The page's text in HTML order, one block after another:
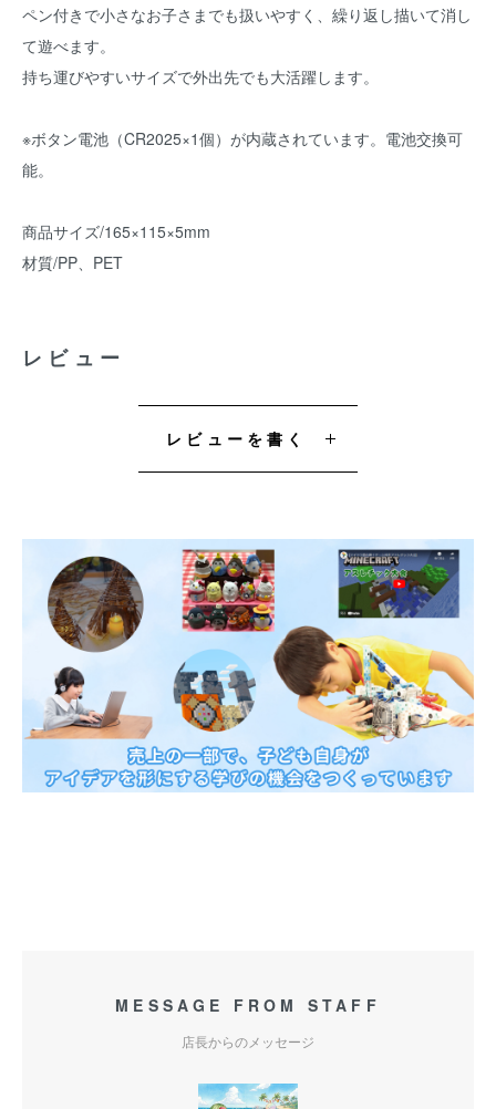
ペン付きで小さなお子さまでも扱いやすく、繰り返し描いて消し
て遊べます。
持ち運びやすいサイズで外出先でも大活躍します。
※ボタン電池（CR2025×1個）が内蔵されています。電池交換可
能。
商品サイズ/165×115×5mm
材質/PP、PET
レビュー
レビューを書く
MESSAGE FROM STAFF
店長からのメッセージ